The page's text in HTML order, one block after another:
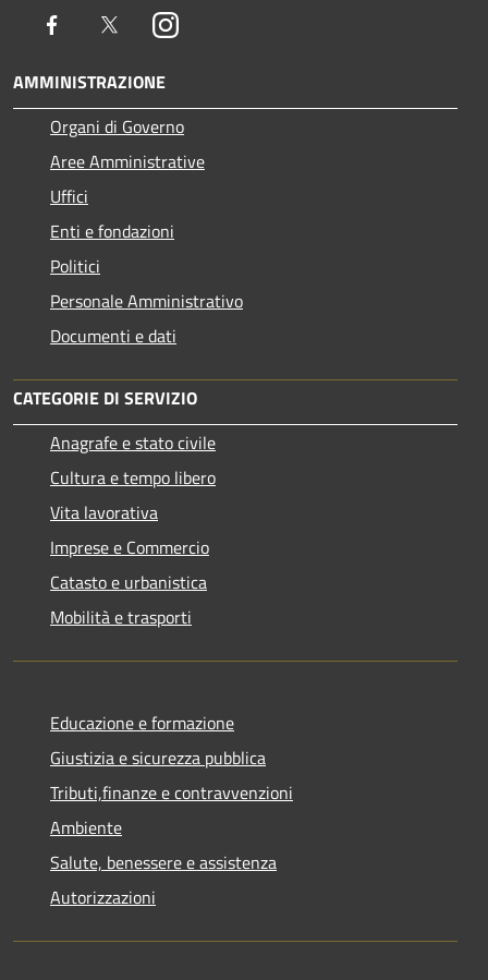
Facebook TwitterInstagram
AMMINISTRAZIONE
Organi di Governo
Aree Amministrative
Uffici
Enti e fondazioni
Politici
Personale Amministrativo
Documenti e dati
CATEGORIE DI SERVIZIO
Anagrafe e stato civile
Cultura e tempo libero
Vita lavorativa
Imprese e Commercio
Catasto e urbanistica
Mobilità e trasporti
Educazione e formazione
Giustizia e sicurezza pubblica
Tributi,finanze e contravvenzioni
Ambiente
Salute, benessere e assistenza
Autorizzazioni